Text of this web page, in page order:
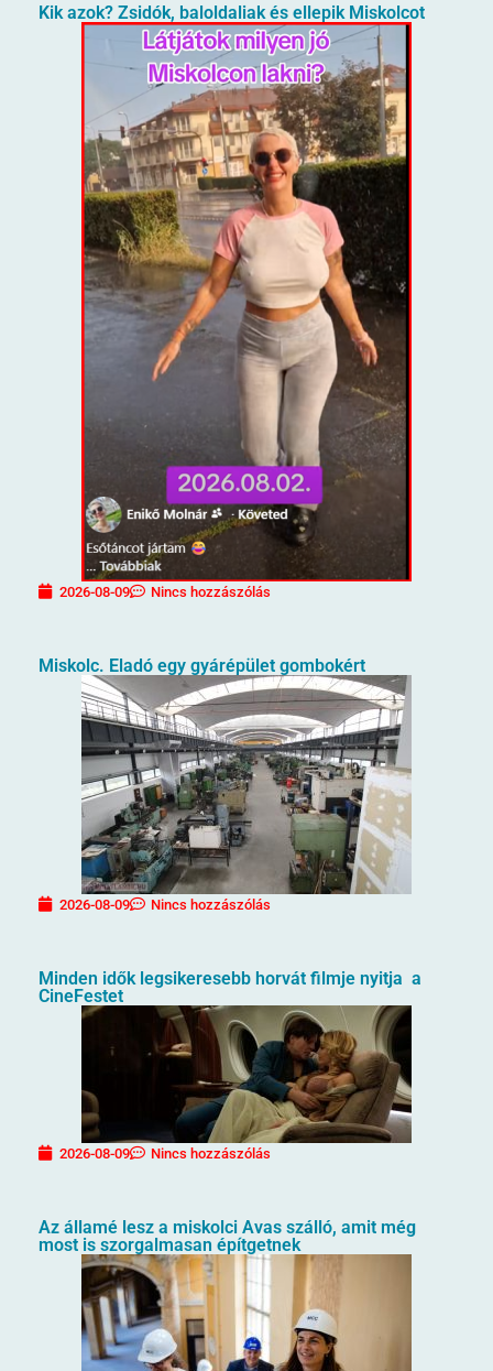
Kik azok? Zsidók, baloldaliak és ellepik Miskolcot
2026-08-09 Nincs hozzászólás
Miskolc. Eladó egy gyárépület gombokért
2026-08-09 Nincs hozzászólás
Minden idők legsikeresebb horvát filmje nyitja a
CineFestet
2026-08-09 Nincs hozzászólás
Az államé lesz a miskolci Avas szálló, amit még
most is szorgalmasan építgetnek